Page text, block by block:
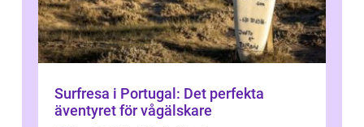
Surfresa i Portugal: Det perfekta
äventyret för vågälskare